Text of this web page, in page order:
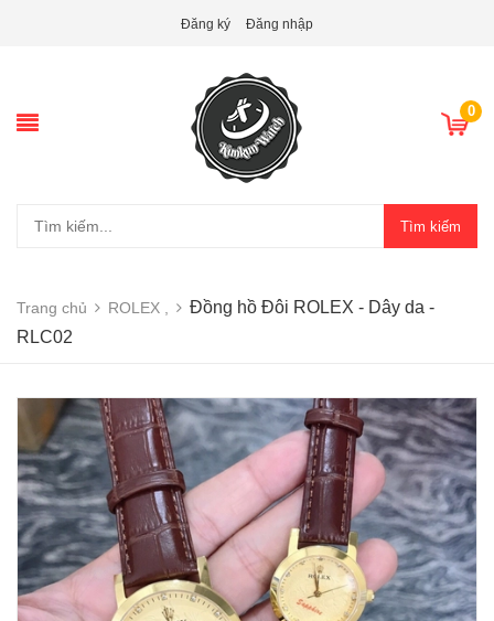
Đăng ký Đăng nhập
0
Tìm kiếm
Trang chủ ROLEX ,
Đồng hồ Đôi ROLEX - Dây da -
RLC02